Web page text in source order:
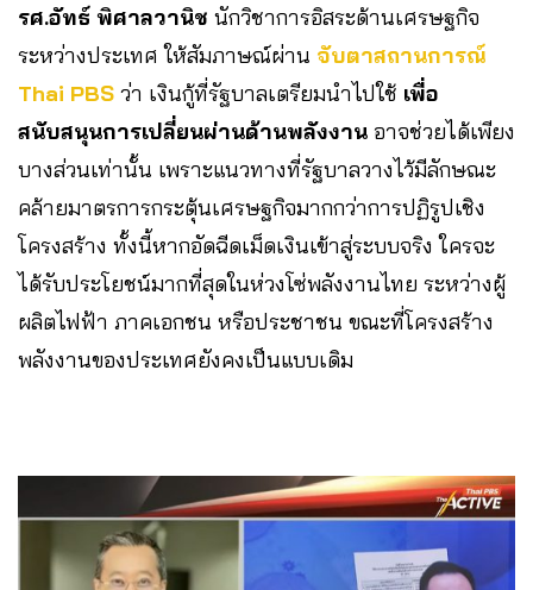
รศ.อัทธ์ พิศาลวานิช นักวิชาการอิสระด้านเศรษฐกิจ
ระหว่างประเทศ ให้สัมภาษณ์ผ่าน จับตาสถานการณ์
Thai PBS ว่า เงินกู้ที่รัฐบาลเตรียมนำไปใช้ เพื่อ
สนับสนุนการเปลี่ยนผ่านด้านพลังงาน อาจช่วยได้เพียง
บางส่วนเท่านั้น เพราะแนวทางที่รัฐบาลวางไว้มีลักษณะ
คล้ายมาตรการกระตุ้นเศรษฐกิจมากกว่าการปฏิรูปเชิง
โครงสร้าง ทั้งนี้หากอัดฉีดเม็ดเงินเข้าสู่ระบบจริง ใครจะ
ได้รับประโยชน์มากที่สุดในห่วงโซ่พลังงานไทย ระหว่างผู้
ผลิตไฟฟ้า ภาคเอกชน หรือประชาชน ขณะที่โครงสร้าง
พลังงานของประเทศยังคงเป็นแบบเดิม